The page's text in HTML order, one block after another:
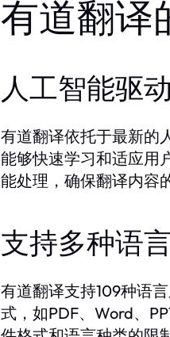
有道翻译
人工智能驱
有道翻译依托于最新的
能够快速学习和适应用
能处理，确保翻译内容
支持多种语
有道翻译支持109种语
式，如PDF、Word、